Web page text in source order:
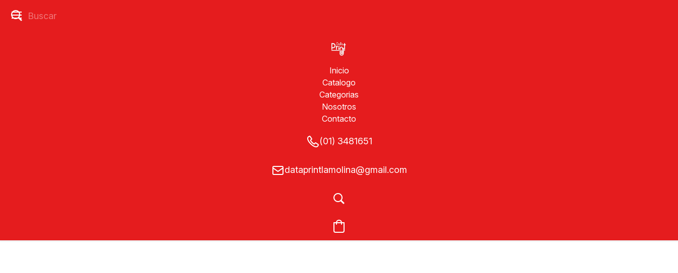
Inicio
Catalogo
Categorias
Nosotros
Contacto
(01) 3481651
dataprintlamolina@gmail.com